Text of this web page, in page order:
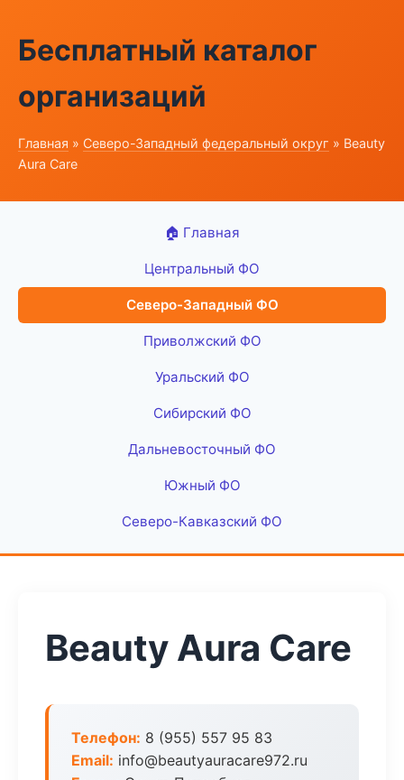
Бесплатный каталог
организаций
Главная » Северо-Западный федеральный округ » Beauty
Aura Care
🏠 Главная
Центральный ФО
Северо-Западный ФО
Приволжский ФО
Уральский ФО
Сибирский ФО
Дальневосточный ФО
Южный ФО
Северо-Кавказский ФО
Beauty Aura Care
Телефон: 8 (955) 557 95 83
Email: info@beautyauracare972.ru